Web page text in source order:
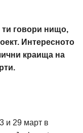
ти говори нищо,
Интересното
краища на
и 29 март в